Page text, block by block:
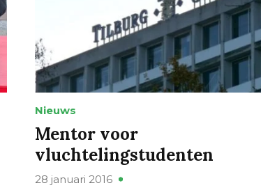
Nieuws
Mentor voor
vluchtelingstudenten
28 januari 2016